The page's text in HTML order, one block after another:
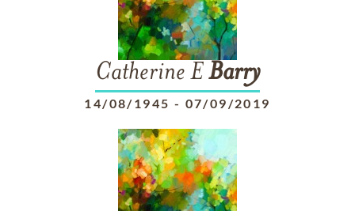
Catherine EBarry
14/08/1945 - 07/09/2019